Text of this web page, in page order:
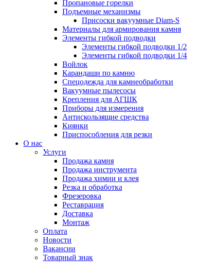
Пропановые горелки
Подъeмные механизмы
Присоски вакуумные Diam-S
Материалы для армирования камня
Элементы гибкой подводки
Элементы гибкой подводки 1/2
Элементы гибкой подводки 1/4
Войлок
Карандаши по камню
Спецодежда для камнеобработки
Вакуумные пылесосы
Крепления для АГШК
Приборы для измерения
Антискользящие средства
Киянки
Приспособления для резки
О нас
Услуги
Продажа камня
Продажа инструмента
Продажа химии и клея
Резка и обработка
Фрезеровка
Реставрация
Доставка
Монтаж
Оплата
Новости
Вакансии
Товарный знак